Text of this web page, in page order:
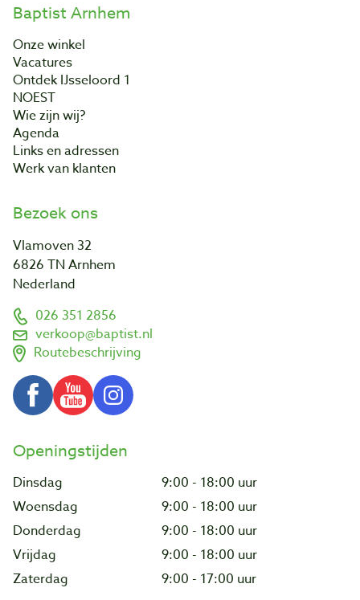
Baptist Arnhem
Onze winkel
Vacatures
Ontdek IJsseloord 1
NOEST
Wie zijn wij?
Agenda
Links en adressen
Werk van klanten
Bezoek ons
Vlamoven 32
6826 TN Arnhem
Nederland
026 351 2856
verkoop@baptist.nl
Routebeschrijving
Openingstijden
Dinsdag
9:00 - 18:00 uur
Woensdag
9:00 - 18:00 uur
Donderdag
9:00 - 18:00 uur
Vrijdag
9:00 - 18:00 uur
Zaterdag
9:00 - 17:00 uur